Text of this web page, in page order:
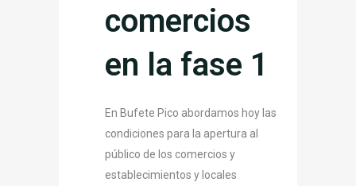
comercios
en la fase 1
En Bufete Pico abordamos hoy las
condiciones para la apertura al
público de los comercios y
establecimientos y locales